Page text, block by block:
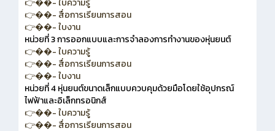
👉��- ใบความรู้
👉��- สื่อการเรียนการสอน
👉��- ใบงาน
หน่วยที่ 3 การออกแบบและการจำลองการทำงานของหุ่นยนต์
👉��- ใบความรู้
👉��- สื่อการเรียนการสอน
👉��- ใบงาน
หน่วยที่ 4 หุ่นยนต์ขนาดเล็กแบบควบคุมด้วยมือโดยใช้อุปกรณ์
ไฟฟ้าและอิเล็กทรอนิกส์
👉��- ใบความรู้
👉��- สื่อการเรียนการสอน